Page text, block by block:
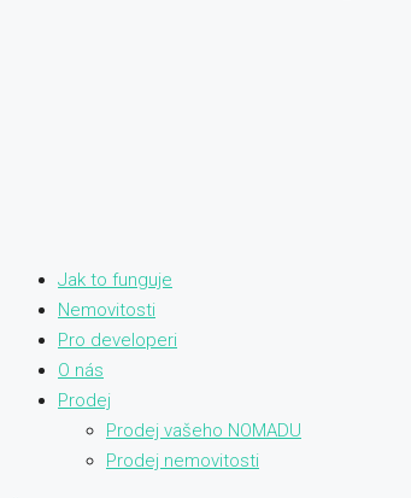
Jak to funguje
Nemovitosti
Pro developeri
O nás
Prodej
Prodej vašeho NOMADU
Prodej nemovitosti